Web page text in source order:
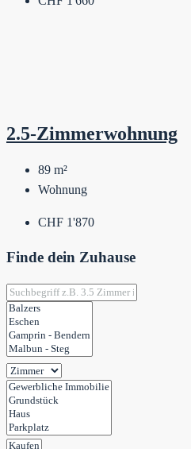
2.5-Zimmerwohnung
89 m²
Wohnung
CHF 1'870
Finde dein Zuhause